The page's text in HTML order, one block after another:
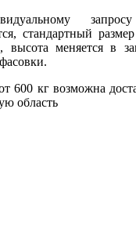
стандартный
высота меняется в
600 кг возможна
область